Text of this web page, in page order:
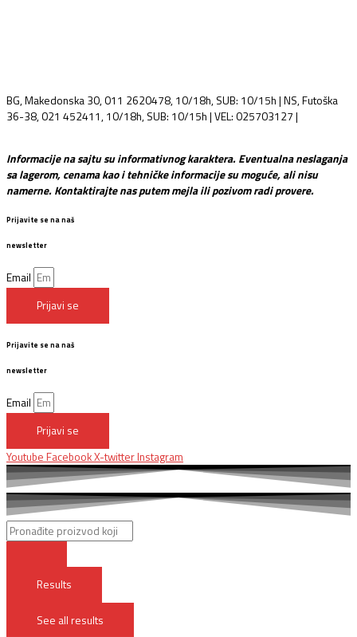
BG, Makedonska 30, 011 2620478, 10/18h, SUB: 10/15h | NS, Futoška
36-38, 021 452411, 10/18h, SUB: 10/15h | VEL: 025703127 |
Informacije na sajtu su informativnog karaktera. Eventualna neslaganja
sa lagerom, cenama kao i tehničke informacije su moguće, ali nisu
namerne. Kontaktirajte nas putem mejla ili pozivom radi provere.
Prijavite se na naš
newsletter
Email
Prijavi se
Prijavite se na naš
newsletter
Email
Prijavi se
Youtube FacebookX-twitter Instagram
Results
See all results